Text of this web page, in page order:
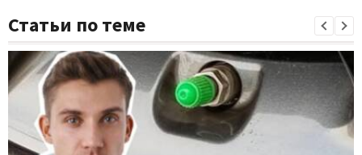
Статьи по теме